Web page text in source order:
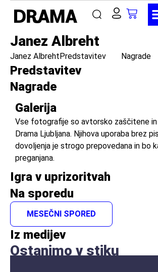
Janez Albreht
Janez AlbrehtPredstavitev Nagrade
Predstavitev
Nagrade
Galerija
Vse fotografije so avtorsko zaščitene
Drama Ljubljana. Njihova uporaba brez
dovoljenja je strogo prepovedana in bo
preganjana.
Igra v uprizoritvah
Na sporedu
MESEČNI SPORED
Iz medijev
Ostanimo v stiku